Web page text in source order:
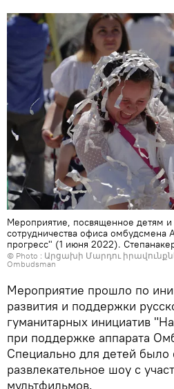
Мероприятие, посвященное детям и
сотрудничества офиса омбудсмена
прогресс" (1 июня 2022).
© Photo : Արցախի Մարդու
Ombudsman
Мероприятие прошло по
развития и поддержки
гуманитарных инициатив
при поддержке аппарата
Специально для детей было
развлекательное шоу с
мультфильмов.